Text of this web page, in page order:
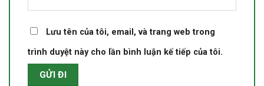
Lưu tên của tôi, email, và trang web trong
trình duyệt này cho lần bình luận kế tiếp của tôi.